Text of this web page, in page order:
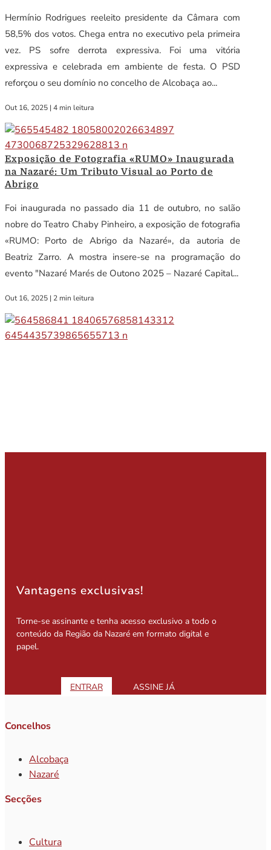
Hermínio Rodrigues reeleito presidente da Câmara com
58,5% dos votos. Chega entra no executivo pela primeira
vez. PS sofre derrota expressiva. Foi uma vitória
expressiva e celebrada em ambiente de festa. O PSD
reforçou o seu domínio no concelho de Alcobaça ao...
Out 16, 2025 | 4 min leitura
Exposição de Fotografia «RUMO» Inaugurada
na Nazaré: Um Tributo Visual ao Porto de
Abrigo
Foi inaugurada no passado dia 11 de outubro, no salão
nobre do Teatro Chaby Pinheiro, a exposição de fotografia
«RUMO: Porto de Abrigo da Nazaré», da autoria de
Beatriz Zarro. A mostra insere-se na programação do
evento "Nazaré Marés de Outono 2025 – Nazaré Capital...
Out 16, 2025 | 2 min leitura
Vantagens exclusivas!
Torne-se assinante e tenha acesso exclusivo a todo o
conteúdo da Região da Nazaré em formato digital e
papel.
ENTRAR ASSINE JÁ
Concelhos
Alcobaça
Nazaré
Secções
Cultura